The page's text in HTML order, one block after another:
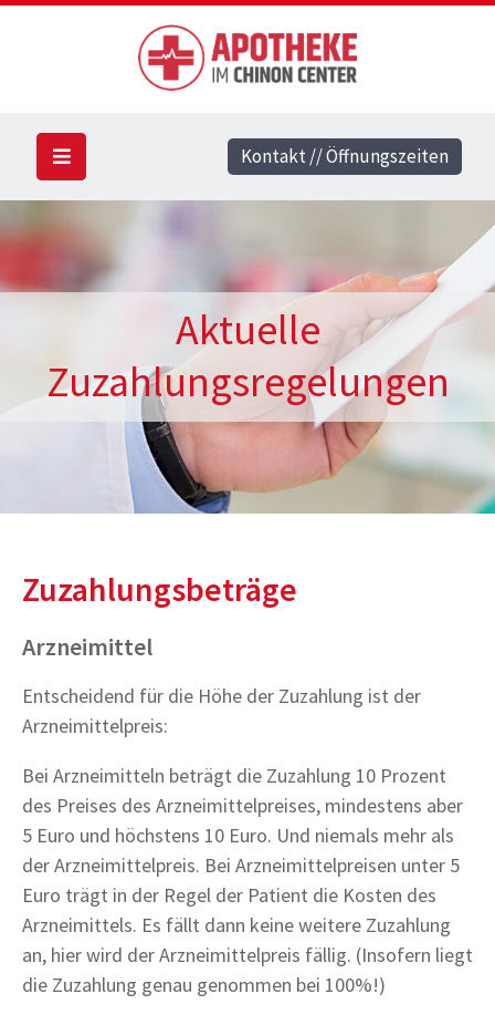
Aktuelle
Zuzahlungsregelungen
Zuzahlungsbeträge
Arzneimittel
Entscheidend für die Höhe der Zuzahlung ist der
Arzneimittelpreis:
Bei Arzneimitteln beträgt die Zuzahlung 10 Prozent
des Preises des Arzneimittelpreises, mindestens aber
5 Euro und höchstens 10 Euro. Und niemals mehr als
der Arzneimittelpreis. Bei Arzneimittelpreisen unter 5
Euro trägt in der Regel der Patient die Kosten des
Arzneimittels. Es fällt dann keine weitere Zuzahlung
an, hier wird der Arzneimittelpreis fällig. (Insofern liegt
die Zuzahlung genau genommen bei 100%!)
Kontakt // Öffnungszeiten